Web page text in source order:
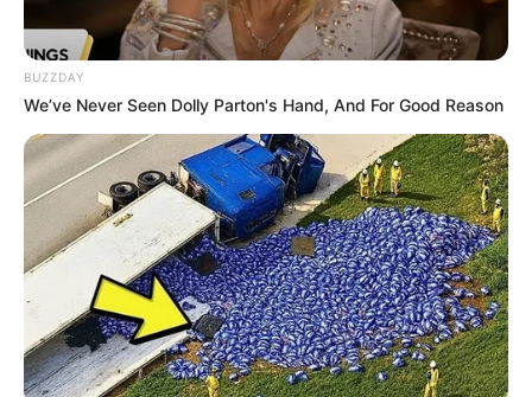
Gaststätten in und um Ansbach
Umkreissuche Tourismus Ansbach
Museen in und um Ansbach
Kinderausflugsziele für Ansbach
Kindergeburtstag feiern
Freizeitparks
Schlösser und Burgen in und um Ansbach
Tagesausflugsziele für Ansbach
Bademöglichkeiten
Wandern
BUZZDAY
We’ve Never Seen Dolly Parton's Hand, And For Good Reason